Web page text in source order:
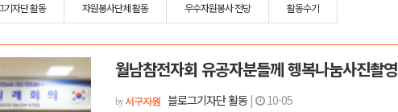
기자단 활동 자원봉사단체 활동 우수자원봉사 전당 활동수기
월남참전자회 유공자분들께 헹복나눔사진촬영
by서구자원 블로그기자단 활동 | 10-05